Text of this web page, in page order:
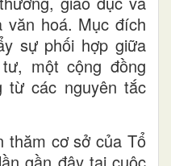
văn hoá. Mục đích
sự phối hợp giữa
một cộng đồng
từ các nguyên tắc
thăm cơ sở của Tổ